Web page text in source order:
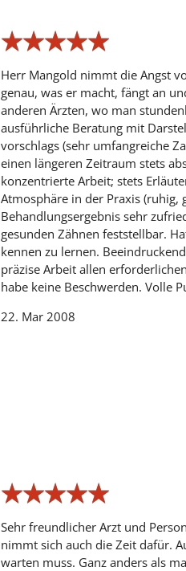
★★★★★
★★★★★
Herr Mangold nimmt die Angst
genau, was er macht, fängt an
anderen Ärzten, wo man
ausführliche Beratung mit
vorschlags (sehr umfangreiche
einen längeren Zeitraum stets
konzentrierte Arbeit; stets
Atmosphäre in der Praxis (ruhig,
Behandlungsergebnis sehr
gesunden Zähnen feststellbar.
kennen zu lernen.
präzise Arbeit allen
habe keine Beschwerden. Volle
22. Mar 2008
★★★★★
★★★★★
Sehr freundlicher Arzt und
nimmt sich auch die Zeit dafür.
warten muss. Ganz anders als